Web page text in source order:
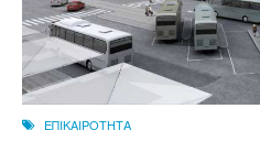
ΕΠΙΚΑΙΡΟΤΗΤΑ